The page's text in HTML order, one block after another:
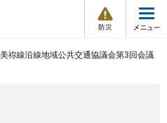
情
報
メ
ュ
美祢線沿線地域公共交通協議会第3回会議